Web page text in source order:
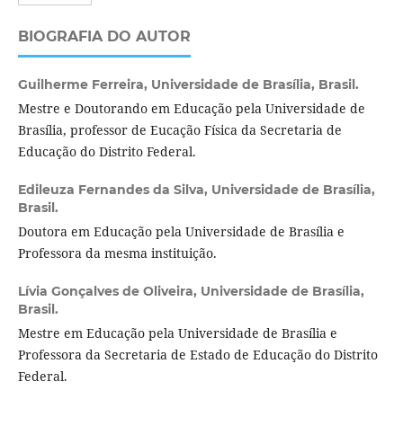
BIOGRAFIA DO AUTOR
Guilherme Ferreira, Universidade de Brasília, Brasil.
Mestre e Doutorando em Educação pela Universidade de
Brasília, professor de Eucação Física da Secretaria de
Educação do Distrito Federal.
Edileuza Fernandes da Silva, Universidade de Brasília,
Brasil.
Doutora em Educação pela Universidade de Brasília e
Professora da mesma instituição.
Lívia Gonçalves de Oliveira, Universidade de Brasília,
Brasil.
Mestre em Educação pela Universidade de Brasília e
Professora da Secretaria de Estado de Educação do Distrito
Federal.